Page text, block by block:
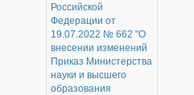
Российской
Федерации от
19.07.2022 № 662 "О
внесении изменений
Приказ Министерства
науки и высшего
образования